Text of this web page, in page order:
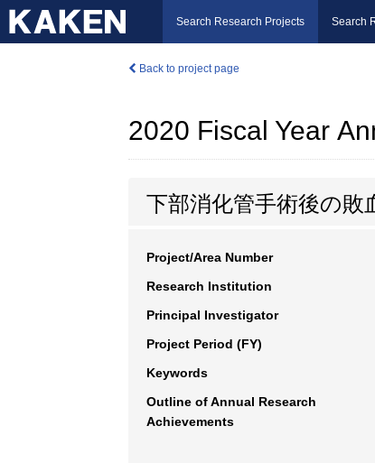
Search Research Projects Search
Back to project page
2020 Fiscal Year
下部消化管手術後の
Project/Area Number
Research Institution
Principal Investigator
Project Period (FY)
Keywords
Outline of Annual Research
Achievements